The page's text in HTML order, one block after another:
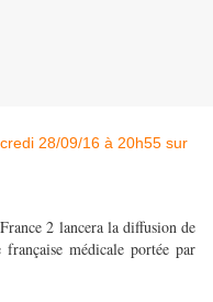
2 lancera la diffusion de
médicale portée par